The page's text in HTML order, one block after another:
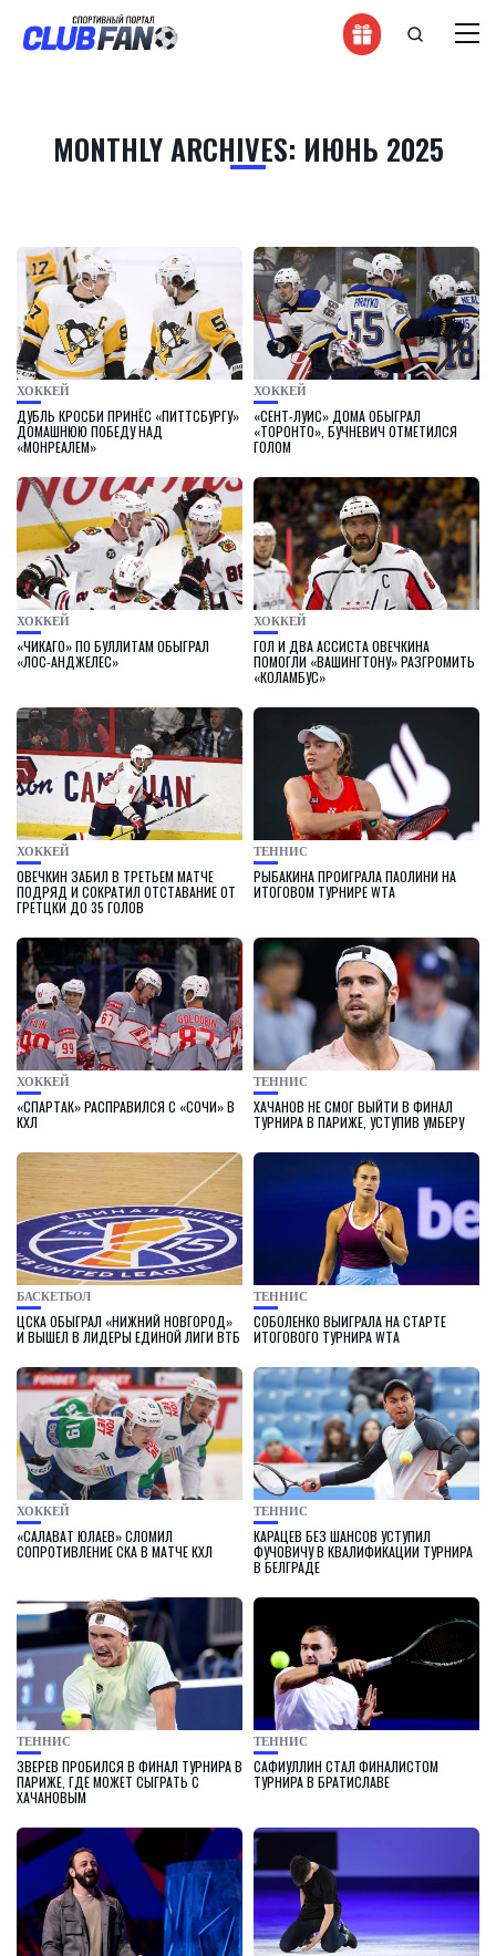
MONTHLY ARCHIVES: ИЮНЬ 2025
ХОККЕЙ
ДУБЛЬ КРОСБИ ПРИНЁС «ПИТТСБУРГУ»
ДОМАШНЮЮ ПОБЕДУ НАД
«МОНРЕАЛЕМ»
ХОККЕЙ
«СЕНТ-ЛУИС» ДОМА ОБЫГРАЛ
«ТОРОНТО», БУЧНЕВИЧ ОТМЕТИЛСЯ
ГОЛОМ
ХОККЕЙ
«ЧИКАГО» ПО БУЛЛИТАМ ОБЫГРАЛ
«ЛОС-АНДЖЕЛЕС»
ХОККЕЙ
ГОЛ И ДВА АССИСТА ОВЕЧКИНА
ПОМОГЛИ «ВАШИНГТОНУ» РАЗГРОМИТЬ
«КОЛАМБУС»
ХОККЕЙ
ОВЕЧКИН ЗАБИЛ В ТРЕТЬЕМ МАТЧЕ
ПОДРЯД И СОКРАТИЛ ОТСТАВАНИЕ ОТ
ГРЕТЦКИ ДО 35 ГОЛОВ
ТЕННИС
РЫБАКИНА ПРОИГРАЛА ПАОЛИНИ НА
ИТОГОВОМ ТУРНИРЕ WTA
ХОККЕЙ
«СПАРТАК» РАСПРАВИЛСЯ С «СОЧИ» В
КХЛ
ТЕННИС
ХАЧАНОВ НЕ СМОГ ВЫЙТИ В ФИНАЛ
ТУРНИРА В ПАРИЖЕ, УСТУПИВ УМБЕРУ
БАСКЕТБОЛ
ЦСКА ОБЫГРАЛ «НИЖНИЙ НОВГОРОД»
И ВЫШЕЛ В ЛИДЕРЫ ЕДИНОЙ ЛИГИ ВТБ
ТЕННИС
СОБОЛЕНКО ВЫИГРАЛА НА СТАРТЕ
ИТОГОВОГО ТУРНИРА WTA
ХОККЕЙ
«САЛАВАТ ЮЛАЕВ» СЛОМИЛ
СОПРОТИВЛЕНИЕ СКА В МАТЧЕ КХЛ
ТЕННИС
КАРАЦЕВ БЕЗ ШАНСОВ УСТУПИЛ
ФУЧОВИЧУ В КВАЛИФИКАЦИИ ТУРНИРА
В БЕЛГРАДЕ
ТЕННИС
ЗВЕРЕВ ПРОБИЛСЯ В ФИНАЛ ТУРНИРА В
ПАРИЖЕ, ГДЕ МОЖЕТ СЫГРАТЬ С
ХАЧАНОВЫМ
ТЕННИС
САФИУЛЛИН СТАЛ ФИНАЛИСТОМ
ТУРНИРА В БРАТИСЛАВЕ